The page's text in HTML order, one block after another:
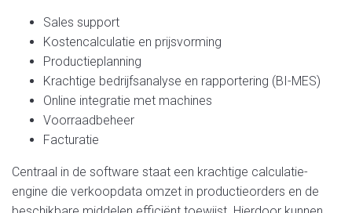
Sales support
Kostencalculatie en prijsvorming
Productieplanning
Krachtige bedrijfsanalyse en rapportering (BI-MES)
Online integratie met machines
Voorraadbeheer
Facturatie
Centraal in de software staat een krachtige calculatie-
engine die verkoopdata omzet in productieorders en de